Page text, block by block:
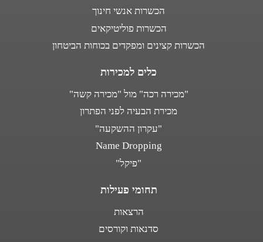
הכשרות אנשי חינוך
הכשרות פוליטיקאים
הכשרות קצינים ומפקדים בכוחות הביטחון
כלים למכירות
"מכירה רכה" מול "מכירה קשה"
מכירת הבעיה לפני הפתרון
"עקרון ההשקעה"
Name Dropping
"פיקל"
תחומי פעילות
הרצאות
סדנאות וקורסים